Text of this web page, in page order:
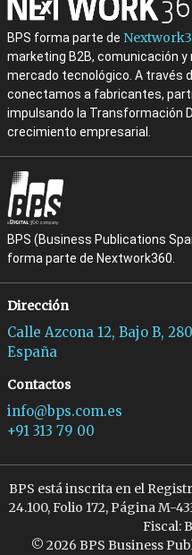
BPS forma parte de
marketing B2B, comunicación y
mercado tecnológico. A través
conectamos a fabricantes,
impulsando la Transformación
crecimiento empresarial.
BPS (Business Publications
forma parte de Nextwork360.
Dirección
Calle Azcona 12, Bajo B,
España
Contactos
info@bps.com.es
+91 313 79 00
BPS está inscrita en el
24.100, Folio 172, Página M-
Fiscal:
© 2026 BPS Business